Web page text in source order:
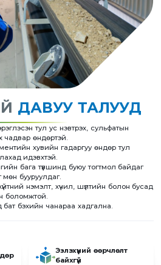
ДАВУУ ТАЛУУД
тул ус нэвтрэх, сульфатын
чадвар өндөртэй.
хувийн гадаргуу өндөр тул
идэвхтэй.
бага түвшинд буюу тогтмол байдаг
мөн бууруулдаг.
нэмэлт, хүчил, шүлтийн болон бусад
боломжтой.
бэхийн чанараа хадгална.
Эзлэхүүний өөрчлөлт
байхгүй